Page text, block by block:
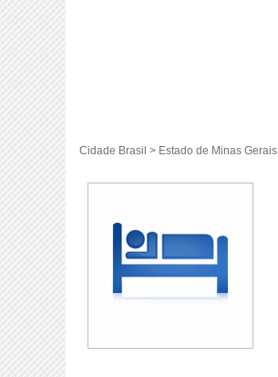
Cidade Brasil > Estado de Minas Gerais